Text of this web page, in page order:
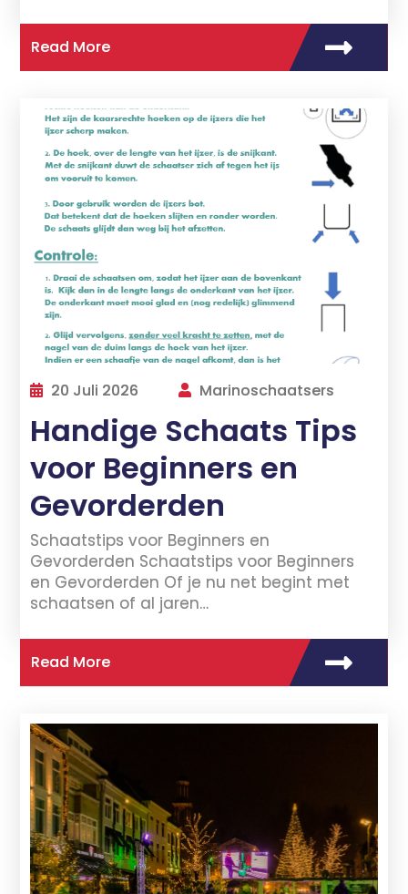
Read More
20 Juli 2026 Marinoschaatsers
Handige Schaats Tips
voor Beginners en
Gevorderden
Schaatstips voor Beginners en
Gevorderden Schaatstips voor Beginners
en Gevorderden Of je nu net begint met
schaatsen of al jaren…
Read More